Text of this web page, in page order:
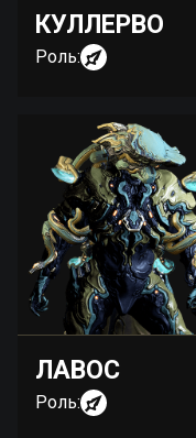
КУЛЛЕРВО
Роль:
ЛАВОС
Роль: